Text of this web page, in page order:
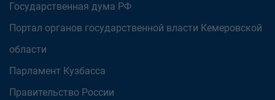
Государственная дума РФ
Портал органов государственной власти Кемеровской
области
Парламент Кузбасса
Правительство России